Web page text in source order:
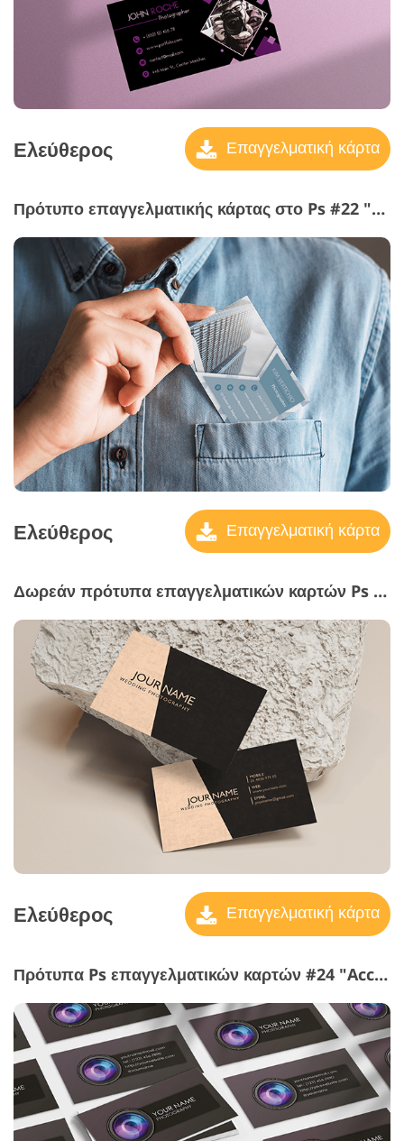
Ελεύθερος Επαγγελματική κάρτα
Πρότυπο επαγγελματικής κάρτας στο Ps #22 "Gray Halftones"
Ελεύθερος Επαγγελματική κάρτα
Δωρεάν πρότυπα επαγγελματικών καρτών Ps #23 "Minimalistic Style"
Ελεύθερος Επαγγελματική κάρτα
Πρότυπα Ps επαγγελματικών καρτών #24 "Accurate Details"